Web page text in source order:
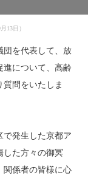
13日）
を代表して、放
進について、高齢
問をいたしま
発生した京都ア
した方々の御冥
関係者の皆様に心